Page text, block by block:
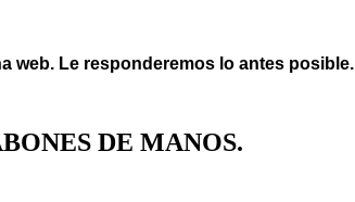
web. Le responderemos lo antes posible.
DE MANOS.